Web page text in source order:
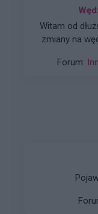
Witam od
zmiany na
Forum: